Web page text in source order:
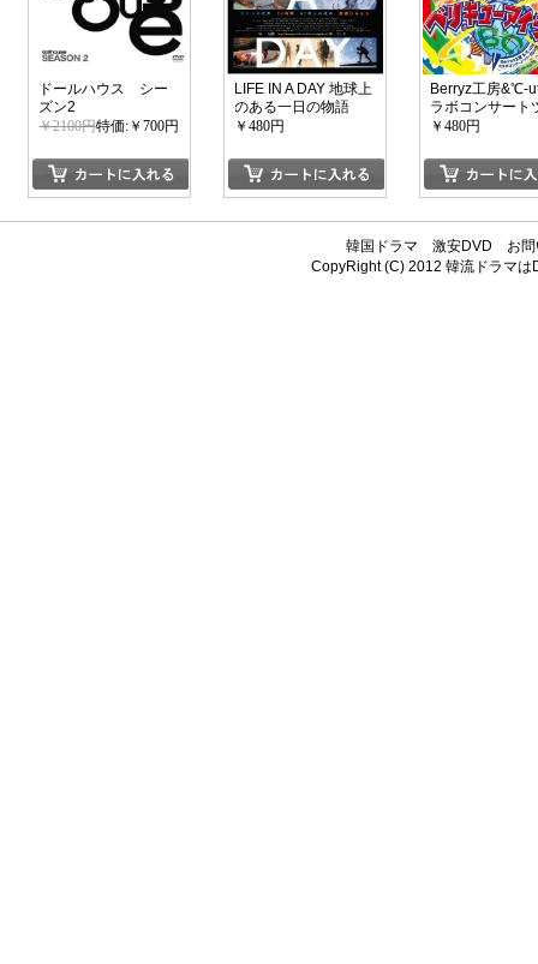
ドールハウス シー
ズン2
￥2100円特価:￥700円
LIFE IN A DAY 地球上
のある一日の物語
￥480円
Berryz工房&℃-
ラボコンサート
ー2011秋~ベリ
￥480円
韓国ドラマ 激安DVD
お
CopyRight (C) 2012韓流ドラマは